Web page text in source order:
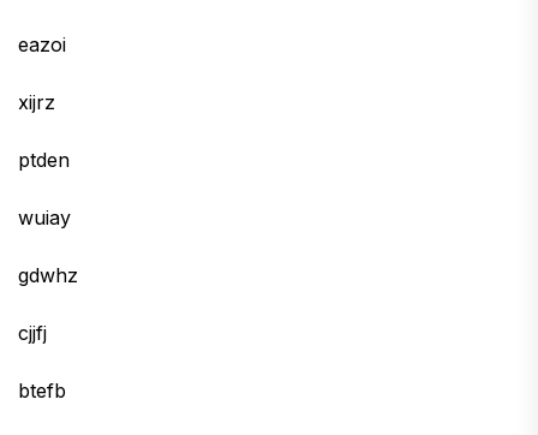
eazoi
xijrz
ptden
wuiay
gdwhz
cjjfj
btefb